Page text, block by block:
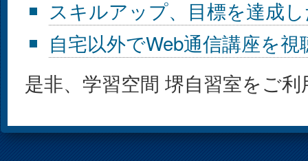
スキルアップ、目標を達成
自宅以外でWeb通信講座を
是非、学習空間 堺自習室をご